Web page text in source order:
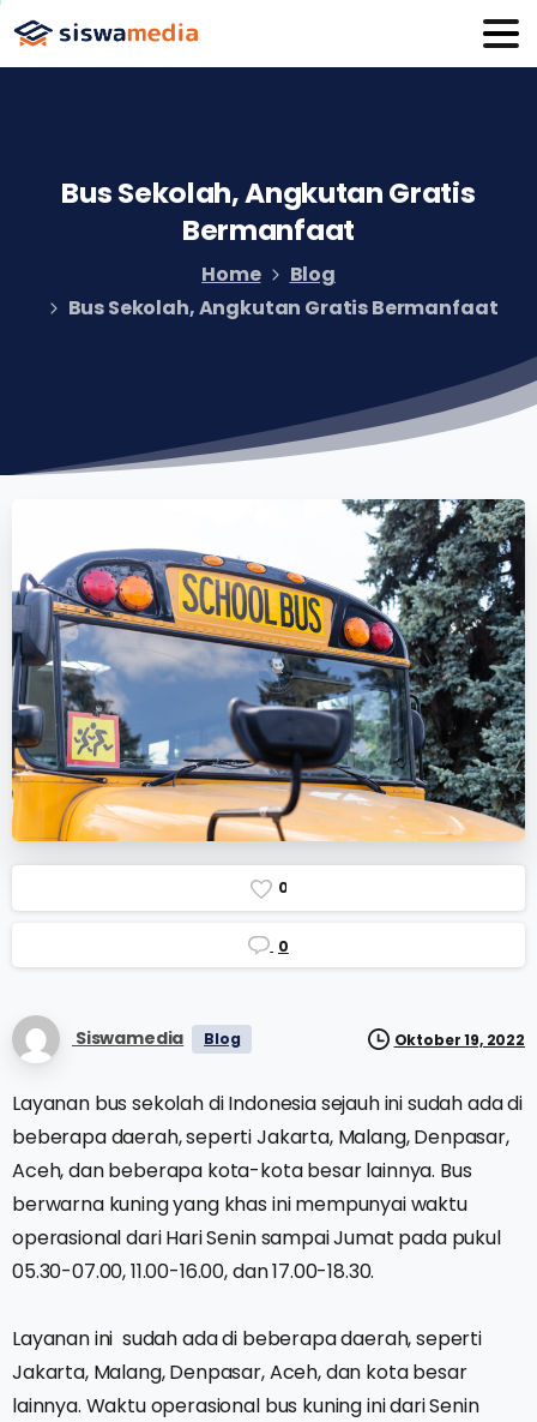
BusSekolah,AngkutanGratis
Bermanfaat
Home
Blog
Bus Sekolah, Angkutan Gratis Bermanfaat
0
0
Siswamedia Blog Oktober 19, 2022
Layanan bus sekolah di Indonesia sejauh ini sudah ada di
beberapa daerah, seperti Jakarta, Malang, Denpasar,
Aceh, dan beberapa kota-kota besar lainnya. Bus
berwarna kuning yang khas ini mempunyai waktu
operasional dari Hari Senin sampai Jumat pada pukul
05.30-07.00, 11.00-16.00, dan 17.00-18.30.
Layanan ini sudah ada di beberapa daerah, seperti
Jakarta, Malang, Denpasar, Aceh, dan kota besar
lainnya. Waktu operasional bus kuning ini dari Senin